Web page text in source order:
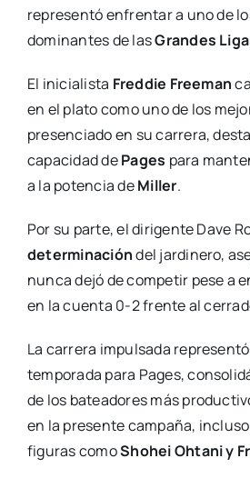
representó enfrentar a uno de
dominantes de lasGrandes
El inicialista Freddie Freeman
en el plato como uno de los
presenciado en su carrera,
capacidad dePages para
a la potencia deMiller.
Por su parte, el dirigente Dave
determinacióndel jardinero,
nunca dejó de competir pese a
en la cuenta 0-2 frente al
La carrera impulsada
temporada para Pages,
de los bateadores más
en la presente campaña,
figuras comoShohei Ohtani y